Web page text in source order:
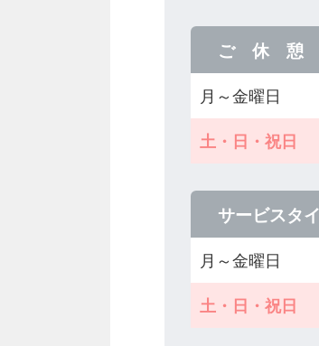
ご 休 憩
月～金曜日
土・日・祝日
サービスタ
月～金曜日
土・日・祝日